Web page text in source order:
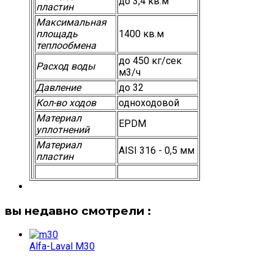
пластин
Максимальная
площадь
теплообмена
1400 кв.м
Расход воды
до 450 кг/сек
м3/ч
Давление
до 32
Кол-во ходов
одноходовой
Материал
уплотнений
EPDM
Материал
пластин
AISI 316 - 0,5 мм
вы недавно смотрели :
Alfa-Laval M30